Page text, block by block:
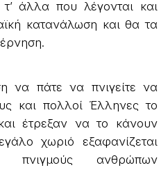
άλλα που λέγονται και
κατανάλωση και θα τα
να πάτε να πνιγείτε να
και πολλοί Έλληνες το
έτρεξαν να το κάνουν
χωριό εξαφανίζεται
ανθρώπων